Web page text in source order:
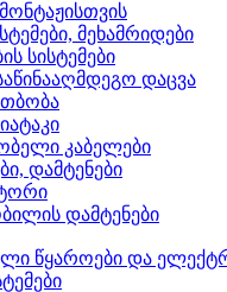
მეხამრიდები
სისტემები
დაცვა
კაბელები
დამტენები
დამტენები
წყაროები და